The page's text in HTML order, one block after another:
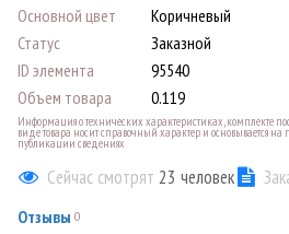
Основной цвет
Коричневый
Статус
Заказной
ID элемента
95540
Объем товара
0.119
Информация о технических характеристиках, комплекте
виде товара носит справочный характер и основывается
публикации сведениях
Сейчас смотрят 23 человек
Отзывы 0